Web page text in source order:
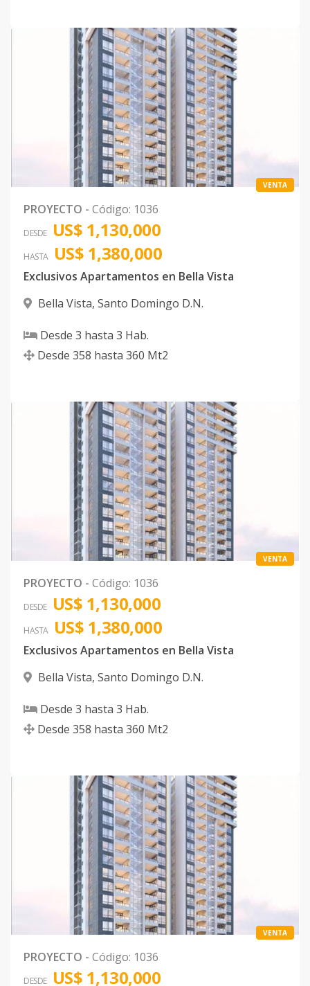
VENTA
PROYECTO - Código: 1036
DESDE US$ 1,130,000
HASTA US$ 1,380,000
Exclusivos Apartamentos en Bella Vista
Bella Vista, Santo Domingo D.N.
Desde 3 hasta 3 Hab.
Desde 358 hasta 360 Mt2
VENTA
PROYECTO - Código: 1036
DESDE US$ 1,130,000
HASTA US$ 1,380,000
Exclusivos Apartamentos en Bella Vista
Bella Vista, Santo Domingo D.N.
Desde 3 hasta 3 Hab.
Desde 358 hasta 360 Mt2
VENTA
PROYECTO - Código: 1036
DESDE US$ 1,130,000